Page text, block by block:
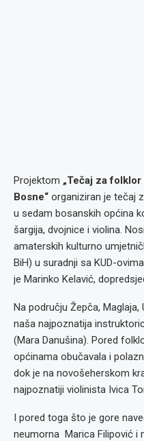
Projektom „Tečaj za
Bosne“ organiziran je tečaj
u sedam bosanskih općina
šargija, dvojnice i violina.
amaterskih kulturno
BiH) u suradnji sa KUD-
je Marinko Kelavić,
Na području Žepča,
naša najpoznatija
(Mara Danušina). Pored
općinama obučavala i
dok je na novošeherskom
najpoznatiji violinista Ivica
I pored toga što je gore
neumorna Marica Filipović i